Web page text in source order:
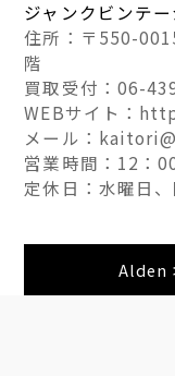
ジャンクビンテ
住所：〒550-
階
買取受付：06-
WEBサイト：
メール：
営業時間：12：
定休日：水曜日
Alden